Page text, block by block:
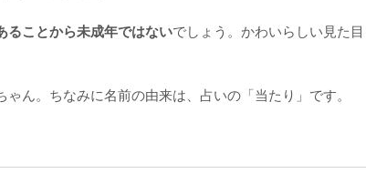
ることから未成年ではないでしょう。かわいらしい見た目
ん。ちなみに名前の由来は、占いの「当たり」です。